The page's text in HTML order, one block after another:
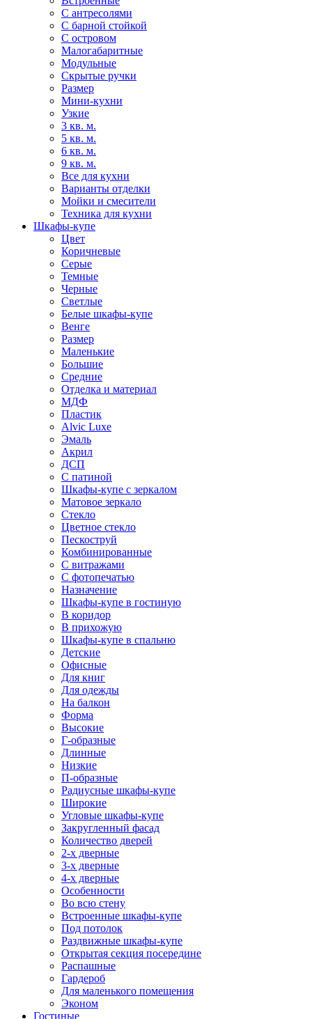
С антресолями
С барной стойкой
С островом
Малогабаритные
Модульные
Скрытые ручки
Размер
Мини-кухни
Узкие
3 кв. м.
5 кв. м.
6 кв. м.
9 кв. м.
Все для кухни
Варианты отделки
Мойки и смесители
Техника для кухни
Шкафы-купе
Цвет
Коричневые
Серые
Темные
Черные
Светлые
Белые шкафы-купе
Венге
Размер
Маленькие
Большие
Средние
Отделка и материал
МДФ
Пластик
Alvic Luxe
Эмаль
Акрил
ДСП
С патиной
Шкафы-купе с зеркалом
Матовое зеркало
Стекло
Цветное стекло
Пескоструй
Комбинированные
С витражами
С фотопечатью
Назначение
Шкафы-купе в гостиную
В коридор
В прихожую
Шкафы-купе в спальню
Детские
Офисные
Для книг
Для одежды
На балкон
Форма
Высокие
Г-образные
Длинные
Низкие
П-образные
Радиусные шкафы-купе
Широкие
Угловые шкафы-купе
Закругленный фасад
Количество дверей
2-х дверные
3-х дверные
4-х дверные
Особенности
Во всю стену
Встроенные шкафы-купе
Под потолок
Раздвижные шкафы-купе
Открытая секция посередине
Распашные
Гардероб
Для маленького помещения
Эконом
Гостиные